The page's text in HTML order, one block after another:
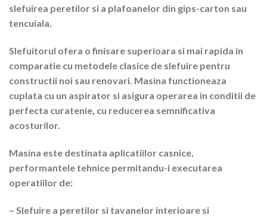
slefuirea peretilor si a plafoanelor din gips-carton sau
tencuiala.
Slefuitorul ofera o finisare superioara si mai rapida in
comparatie cu metodele clasice de slefuire pentru
constructii noi sau renovari. Masina functioneaza
cuplata cu un aspirator si asigura operarea in conditii de
perfecta curatenie, cu reducerea semnificativa
acosturilor.
Masina este destinata aplicatiilor casnice,
performantele tehnice permitandu-i executarea
operatiilor de:
– Slefuire a peretilor si tavanelor interioare si